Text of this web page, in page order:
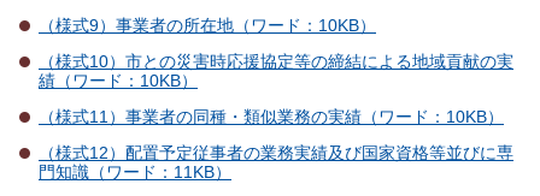
（様式9）事業者の所在地（ワード：10KB）
（様式10）市との災害時応援協定等の締結による地域貢献の実
績（ワード：10KB）
（様式11）事業者の同種・類似業務の実績（ワード：10KB）
（様式12）配置予定従事者の業務実績及び国家資格等並びに専
門知識（ワード：11KB）